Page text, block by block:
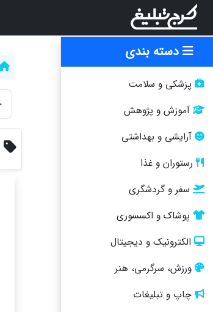
دسته بندی
پزشکی و سلامت
آموزش و پژوهش
آرایشی و بهداشتی
رستوران و غذا
سفر و گردشگری
پوشاک و اکسسوری
الکترونیک و دیجیتال
ورزش، سرگرمی، هنر
چاپ و تبلیغات